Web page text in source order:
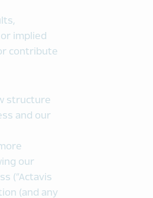
implied
contribute
structure
and our
our
(“Actavis
(and any